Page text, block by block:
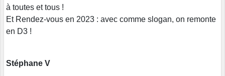
à toutes et tous !
Et Rendez-vous en 2023 : avec comme slogan, on remonte
en D3 !
Stéphane V